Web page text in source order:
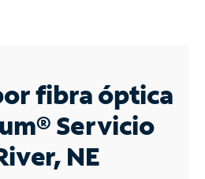
fibra óptica
Servicio
NE